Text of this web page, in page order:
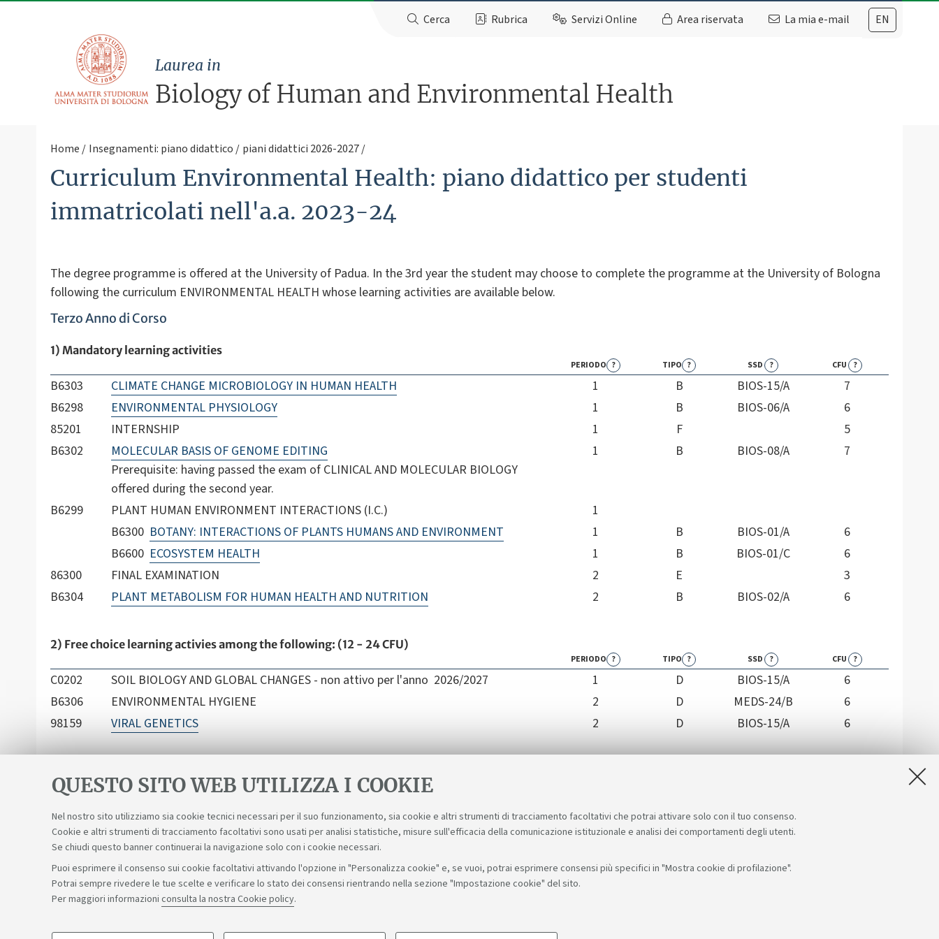
QUESTO SITO WEB UTILIZZA I COOKIE
Nel nostro sito utilizziamo sia cookie tecnici necessari per il suo funzionamento, sia cookie e altri strumenti di tracciamento facoltativi che potrai attivare solo con il tuo consenso.
Cookie e altri strumenti di tracciamento facoltativi sono usati per analisi statistiche, misure sull'efficacia della comunicazione istituzionale e analisi dei comportamenti degli utenti.
Se chiudi questo banner continuerai la navigazione solo con i cookie necessari.
Puoi esprimere il consenso sui cookie facoltativi attivando l'opzione in "Personalizza cookie" e, se vuoi, potrai esprimere consensi più specifici in "Mostra cookie di profilazione".
Potrai sempre rivedere le tue scelte e verificare lo stato dei consensi rientrando nella sezione "Impostazione cookie" del sito.
Per maggiori informazioni consulta la nostra Cookie policy.
EN
Cerca Rubrica Servizi Online Area riservata La mia e-mail
Laurea in
Biology of Human and Environmental Health
Home Insegnamenti: piano didattico piani didattici 2026-2027
Curriculum Environmental Health: piano didattico per studenti
immatricolati nell'a.a. 2023-24
The degree programme is offered at the University of Padua. In the 3rd year the student may choose to complete the programme at the University of Bologna
following the curriculum ENVIRONMENTAL HEALTH whose learning activities are available below.
Terzo Anno di Corso
1) Mandatory learning activities
PERIODO ? TIPO ? SSD ? CFU ?
B6303 CLIMATE CHANGE MICROBIOLOGY IN HUMAN HEALTH 1 B BIOS-15/A
7
B6298
ENVIRONMENTAL PHYSIOLOGY 1 B BIOS-06/A
6
85201
INTERNSHIP 1 F
5
B6302
MOLECULAR BASIS OF GENOME EDITING
Prerequisite: having passed the exam of CLINICAL AND MOLECULAR BIOLOGY
offered during the second year.
1 B BIOS-08/A 7
B6299 PLANT HUMAN ENVIRONMENT INTERACTIONS (I.C.)
1
B6300 BOTANY: INTERACTIONS OF PLANTS HUMANS AND ENVIRONMENT 1 B BIOS-01/A
6
B6600 ECOSYSTEM HEALTH 1 B BIOS-01/C
6
86300
FINAL EXAMINATION 2 E
3
B6304
PLANT METABOLISM FOR HUMAN HEALTH AND NUTRITION 2 B BIOS-02/A 6
2) Free choice learning activies among the following: (12 - 24 CFU)
PERIODO ? TIPO ? SSD ? CFU ?
C0202 SOIL BIOLOGY AND GLOBAL CHANGES - non attivo per l'anno 2026/2027 1 D BIOS-15/A
6
B6306
ENVIRONMENTAL HYGIENE 2 D MEDS-24/B
6
98159
VIRAL GENETICS 2 D BIOS-15/A 6
Sosteniamo il diritto alla conoscenza